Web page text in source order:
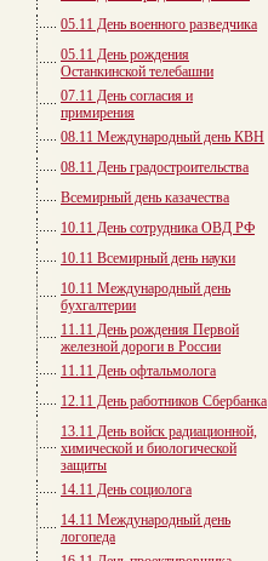
05.11 День военного разведчика
05.11 День рождения
Останкинской телебашни
07.11 День согласия и
примирения
08.11 Международный день КВН
08.11 День градостроительства
Всемирный день казачества
10.11 День сотрудника ОВД РФ
10.11 Всемирный день науки
10.11 Международный день
бухгалтерии
11.11 День рождения Первой
железной дороги в России
11.11 День офтальмолога
12.11 День работников Сбербанка
13.11 День войск радиационной,
химической и биологической
защиты
14.11 День социолога
14.11 Международный день
логопеда